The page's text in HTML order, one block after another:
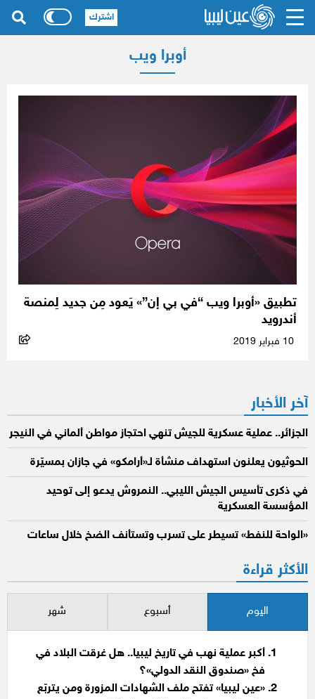
أوبرا ويب
تطبيق «أوبرا ويب “في بي إن”» يَعود مِن جديد لِمنصة
أندرويد
آخر الأخبار
الجزائر.. عملية عسكرية للجيش تنهي احتجاز مواطن ألماني في النيجر
الحوثيون يعلنون استهداف منشأة لـ«أرامكو» في جازان بمسيّرة
في ذكرى تأسيس الجيش الليبي.. النمروش يدعو إلى توحيد
المؤسسة العسكرية
«الواحة للنفط» تسيطر على تسرب وتستأنف الضخ خلال ساعات
الأكثر قراءة
اليوم أسبوع شهر
أكبر عملية نهب في تاريخ ليبيا.. هل غرقت البلاد في
فخ «صندوق النقد الدولي»؟
«عين ليبيا» تفتح ملف الشهادات المزورة ومن يتربّع
اشترك